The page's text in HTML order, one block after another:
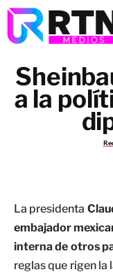
a la
La presidenta
embajador
interna de otros
reglas que rigen